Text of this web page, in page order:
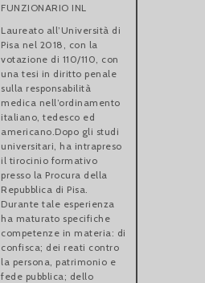
FUNZIONARIO INL
Laureato all’Università di
Pisa nel 2018, con la
votazione di 110/110, con
una tesi in diritto penale
sulla responsabilità
medica nell’ordinamento
italiano, tedesco ed
americano.Dopo gli studi
universitari, ha intrapreso
il tirocinio formativo
presso la Procura della
Repubblica di Pisa.
Durante tale esperienza
ha maturato specifiche
competenze in materia: di
confisca; dei reati contro
la persona, patrimonio e
fede pubblica; dello